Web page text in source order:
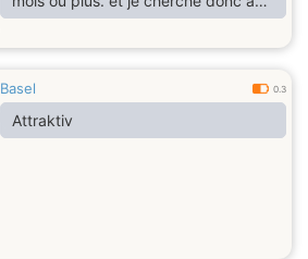
faire de nouvelles rencontres car je
ne connais encore personne. Je suis
cas de ce que l on me dit 😂)
Basel 0.3
Attraktiv